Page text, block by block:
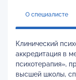
О специалисте
Клинический
аккредитация в
психотерапия»,
высшей школы,